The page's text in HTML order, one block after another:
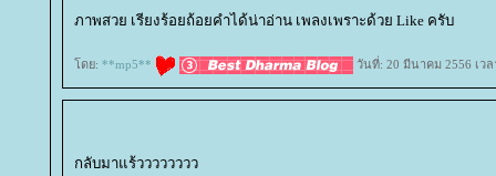
ภาพสวย เรียงร้อยถ้อยคำได้น่าอ่าน เพลงเพราะด้วย Like ครับ
ดย: **mp5** วันที่: 20 มีนาคม 2556 เวล
กลับมาแร้วววววววว